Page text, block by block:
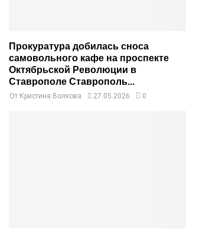
Прокуратура добилась сноса
самовольного кафе на проспекте
Октябрьской Революции в
Ставрополе Ставрополь...
От Кристина Волкова 27.05.2026 0